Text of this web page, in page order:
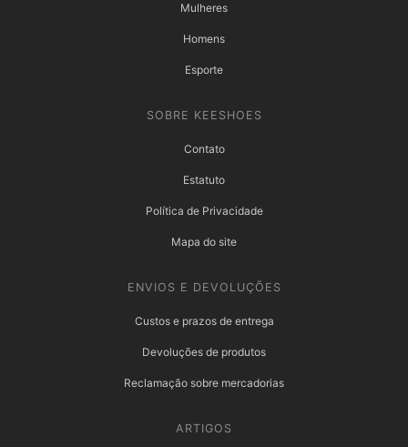
Mulheres
Homens
Esporte
SOBRE KEESHOES
Contato
Estatuto
Política de Privacidade
Mapa do site
ENVIOS E DEVOLUÇÕES
Custos e prazos de entrega
Devoluções de produtos
Reclamação sobre mercadorias
ARTIGOS